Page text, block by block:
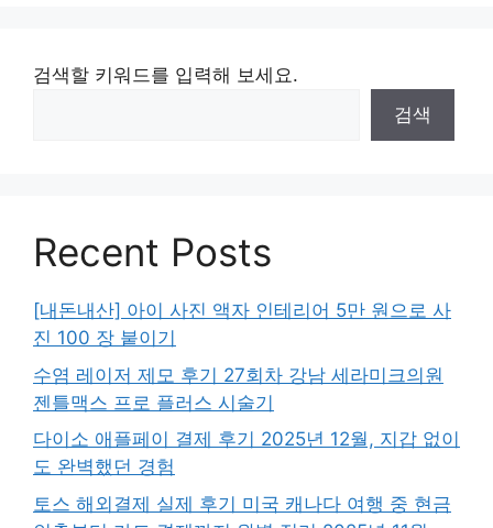
검색할 키워드를 입력해 보세요.
검색
Recent Posts
[내돈내산] 아이 사진 액자 인테리어 5만 원으로 사
진 100 장 붙이기
수염 레이저 제모 후기 27회차 강남 세라미크의원
젠틀맥스 프로 플러스 시술기
다이소 애플페이 결제 후기 2025년 12월, 지갑 없이
도 완벽했던 경험
토스 해외결제 실제 후기 미국 캐나다 여행 중 현금